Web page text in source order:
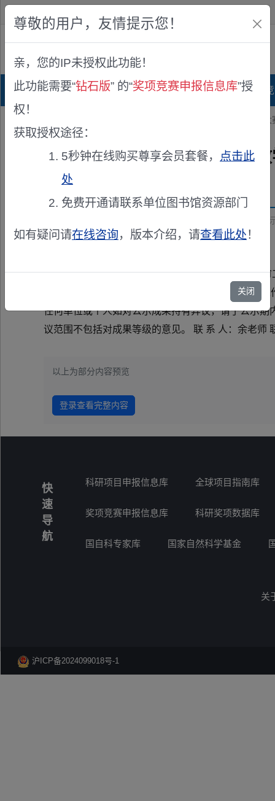
公众版
首页 科研项目库 项目指南库 奖项
> 中国电子学会2026电子信息教学成果大
中国电子学会2026电子信息
发布机构：
中国电子学会2026电子信息教学成果大赛结果公
中国电子学会2026电子信息教学成果大赛评
奖65项。为确保获奖成果的创新性、先进性及评审
任何单位或个人如对公示成果持有异议，请于公示
议范围不包括对成果等级的意见。 联 系 人：余老师
以上为部分内容预览
登录查看完整内容
快
速
导
航
科研项目申报信息库 全球项目指南库
奖项竞赛申报信息库 科研奖项数据库
国自科专家库 国家自然科学基金
关
沪ICP备2024099018号-1
尊敬的用户，友情提示您！
亲，您的IP未授权此功能！
此功能需要“钻石版” 的“奖项竞赛申报信息库”授
权！
获取授权途径：
5秒钟在线购买尊享会员套餐， 点击此
处
免费开通请联系单位图书馆资源部门
如有疑问请在线咨询，版本介绍，请查看此处！
关闭